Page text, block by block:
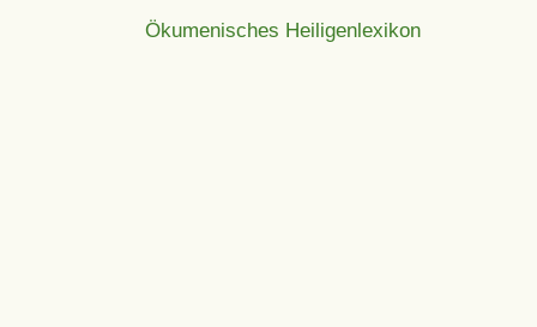
Ökumenisches Heiligenlexikon